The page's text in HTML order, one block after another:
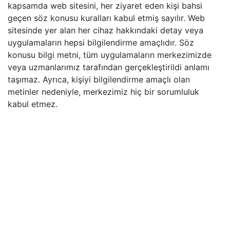
kapsamda web sitesini, her ziyaret eden kişi bahsi
geçen söz konusu kuralları kabul etmiş sayılır. Web
sitesinde yer alan her cihaz hakkındaki detay veya
uygulamaların hepsi bilgilendirme amaçlıdır. Söz
konusu bilgi metni, tüm uygulamaların merkezimizde
veya uzmanlarımız tarafından gerçekleştirildi anlamı
taşımaz. Ayrıca, kişiyi bilgilendirme amaçlı olan
metinler nedeniyle, merkezimiz hiç bir sorumluluk
kabul etmez.